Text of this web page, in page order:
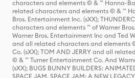
characters and elements © & ™ Hanna-
related characters and elements © & ™
Bros. Entertainment Inc. (sXX);
characters and elements ™ of Warner
Warner Bros. Entertainment Inc and Ted
and all related characters and elements
Co. (sXX); TOM AND JERRY and all
© & ™ Turner Entertainment Co. And
(sXX); BUGS BUNNY BUILDERS:
SPACE JAM, SPACE JAM: A NEW